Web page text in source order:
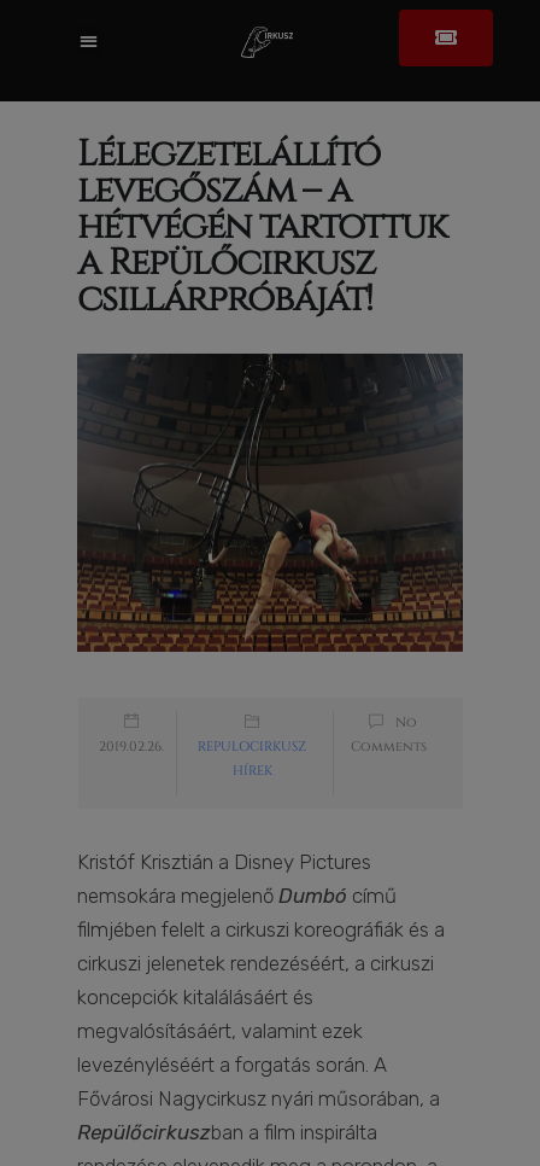
Lélegzetelállító
levegőszám – a
hétvégén tartottuk
a Repülőcirkusz
csillárpróbáját!
2019.02.26.
REPULOCIRKUSZ
HÍREK
No
Comments
Kristóf Krisztián a Disney Pictures
nemsokára megjelenőDumbó című
filmjében felelt a cirkuszi koreográfiák és a
cirkuszi jelenetek rendezéséért, a cirkuszi
koncepciók kitalálásáért és
megvalósításáért, valamint ezek
levezényléséért a forgatás során. A
Fővárosi Nagycirkusz nyári műsorában, a
Repülőcirkuszban a film inspirálta